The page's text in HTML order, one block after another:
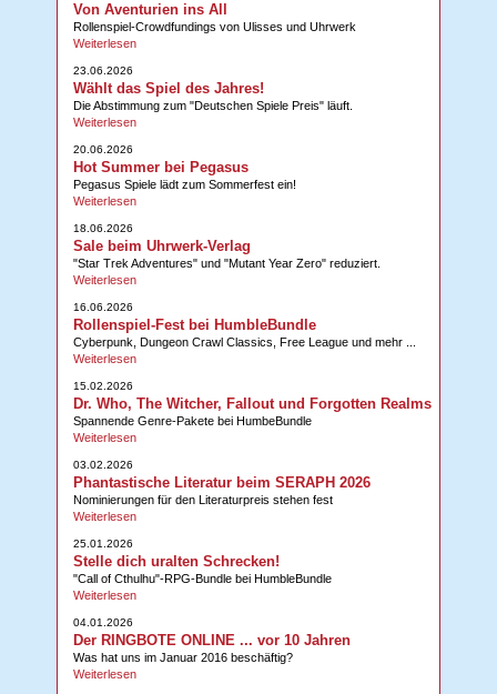
Von Aventurien ins All
Rollenspiel-Crowdfundings von Ulisses und Uhrwerk
Weiterlesen
23.06.2026
Wählt das Spiel des Jahres!
Die Abstimmung zum "Deutschen Spiele Preis" läuft.
Weiterlesen
20.06.2026
Hot Summer bei Pegasus
Pegasus Spiele lädt zum Sommerfest ein!
Weiterlesen
18.06.2026
Sale beim Uhrwerk-Verlag
"Star Trek Adventures" und "Mutant Year Zero" reduziert.
Weiterlesen
16.06.2026
Rollenspiel-Fest bei HumbleBundle
Cyberpunk, Dungeon Crawl Classics, Free League und mehr ...
Weiterlesen
15.02.2026
Dr. Who, The Witcher, Fallout und Forgotten Realms
Spannende Genre-Pakete bei HumbeBundle
Weiterlesen
03.02.2026
Phantastische Literatur beim SERAPH 2026
Nominierungen für den Literaturpreis stehen fest
Weiterlesen
25.01.2026
Stelle dich uralten Schrecken!
"Call of Cthulhu"-RPG-Bundle bei HumbleBundle
Weiterlesen
04.01.2026
Der RINGBOTE ONLINE ... vor 10 Jahren
Was hat uns im Januar 2016 beschäftig?
Weiterlesen